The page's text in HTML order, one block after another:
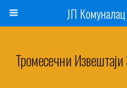
ЈП
Тромесечни